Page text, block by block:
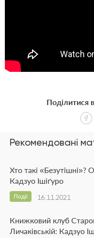
Рекомендовані
Хто такі
Кадзуо Ішіґуро
16.11.2021
Події
Книжковий клуб
Личаківській: Кадзуо
Поділитися